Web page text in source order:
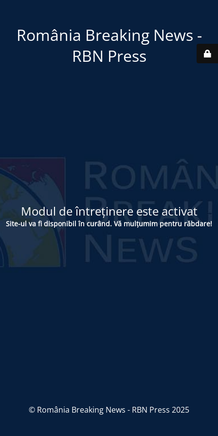
România Breaking News -
RBN Press
Modul de întreținere este activat
Site-ul va fi disponibil în curând. Vă mulțumim pentru răbdare!
© România Breaking News - RBN Press 2025